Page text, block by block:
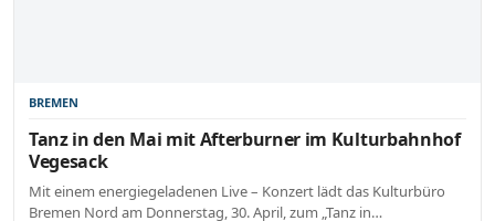
BREMEN
Tanz in den Mai mit Afterburner im Kulturbahnhof
Vegesack
Mit einem energiegeladenen Live – Konzert lädt das Kulturbüro
Bremen Nord am Donnerstag, 30. April, zum „Tanz in…